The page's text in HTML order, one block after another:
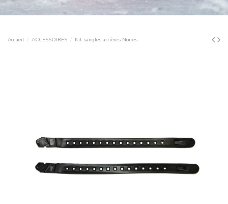
Accueil ACCESSOIRES Kit sangles arrières Noires